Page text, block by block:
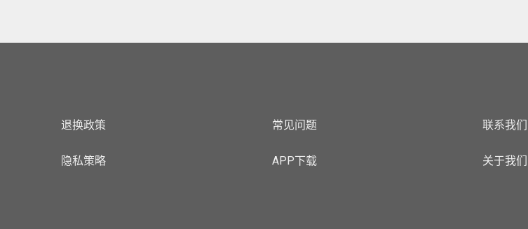
退换政策
隐私策略
常见问题
APP下载
联系我们
关于我们